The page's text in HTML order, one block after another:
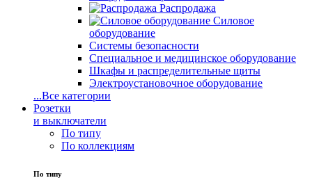
Распродажа
Силовое
оборудование
Системы безопасности
Специальное и медицинское оборудование
Шкафы и распределительные щиты
Электроустановочное оборудование
...Все категории
Розетки
и выключатели
По типу
По коллекциям
По типу